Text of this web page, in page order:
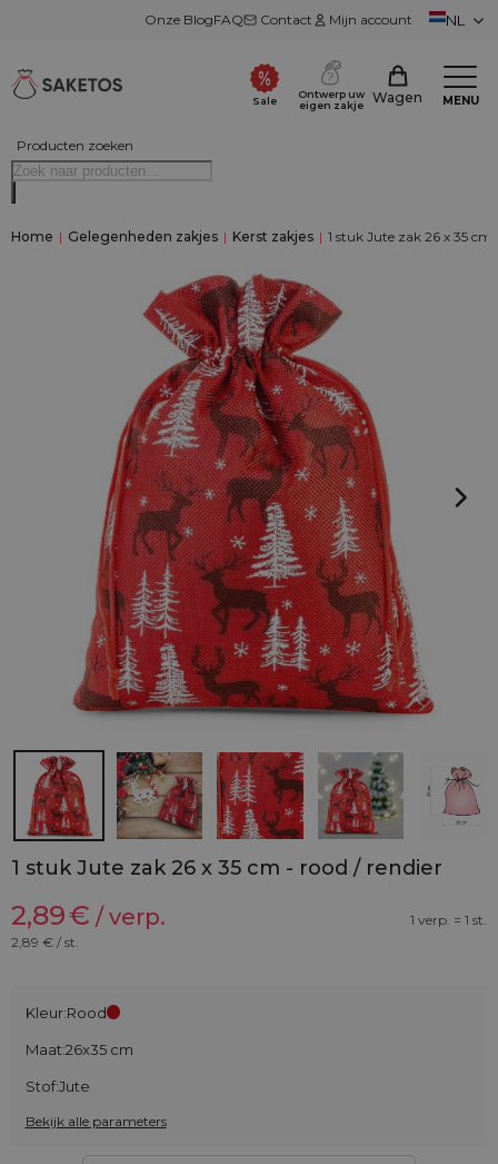
Onze BlogFAQ Contact Mijn account NL
Producten zoeken
Sale
Ontwerp uw
eigen zakje
Wagen MENU
Home | Gelegenheden zakjes | Kerst zakjes | 1 stuk Jute zak 26 x 35
1 stuk Jute zak 26 x 35 cm - rood / rendier
2,89€ / verp.
1 verp. = 1 st.
2,89 € / st.
Kleur:Rood
Maat:26x35 cm
Stof:Jute
Bekijk alle parameters